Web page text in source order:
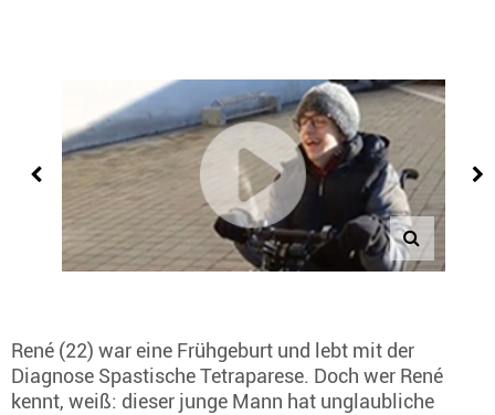
René (22) war eine Frühgeburt und lebt mit der
Diagnose Spastische Tetraparese. Doch wer René
kennt, weiß: dieser junge Mann hat unglaubliche